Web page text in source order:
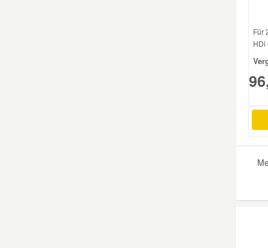
Für
HDi